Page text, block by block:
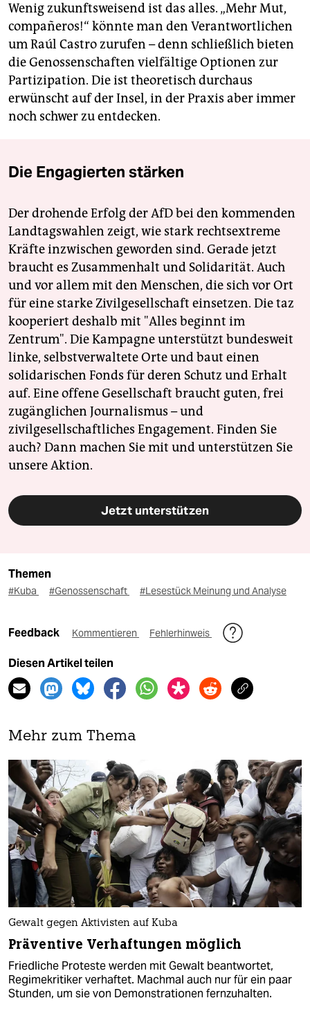
Wenig zukunftsweisend ist das alles. „Mehr Mut,
compañeros!“ könnte man den Verantwortlichen
um Raúl Castro zurufen – denn schließlich bieten
die Genossenschaften vielfältige Optionen zur
Partizipation. Die ist theoretisch durchaus
erwünscht auf der Insel, in der Praxis aber immer
noch schwer zu entdecken.
Die Engagierten stärken
Der drohende Erfolg der AfD bei den kommenden
Landtagswahlen zeigt, wie stark rechtsextreme
Kräfte inzwischen geworden sind. Gerade jetzt
braucht es Zusammenhalt und Solidarität. Auch
und vor allem mit den Menschen, die sich vor Ort
für eine starke Zivilgesellschaft einsetzen. Die taz
kooperiert deshalb mit "Alles beginnt im
Zentrum". Die Kampagne unterstützt bundesweit
linke, selbstverwaltete Orte und baut einen
solidarischen Fonds für deren Schutz und Erhalt
auf. Eine offene Gesellschaft braucht guten, frei
zugänglichen Journalismus – und
zivilgesellschaftliches Engagement. Finden Sie
auch? Dann machen Sie mit und unterstützen Sie
unsere Aktion.
Jetzt unterstützen
Themen
#Kuba #Genossenschaft #Lesestück Meinung und Analyse
Feedback Kommentieren Fehlerhinweis
Diesen Artikel teilen
Mehr zum Thema
Gewalt gegen Aktivisten auf Kuba
Präventive Verhaftungen möglich
Friedliche Proteste werden mit Gewalt beantwortet,
Regimekritiker verhaftet. Machmal auch nur für ein paar
Stunden, um sie von Demonstrationen fernzuhalten.